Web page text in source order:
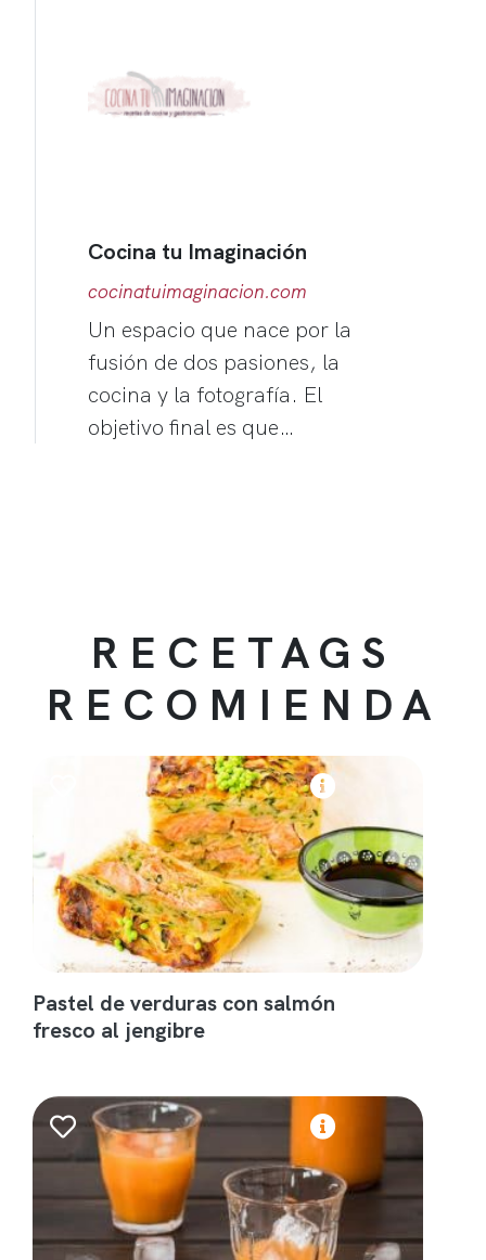
Cocina tu Imaginación
cocinatuimaginacion.com
Un espacio que nace por la
fusión de dos pasiones, la
cocina y la fotografía. El
objetivo final es que…
RECETAGS
RECOMIENDA
Pastel de verduras con salmón
fresco al jengibre